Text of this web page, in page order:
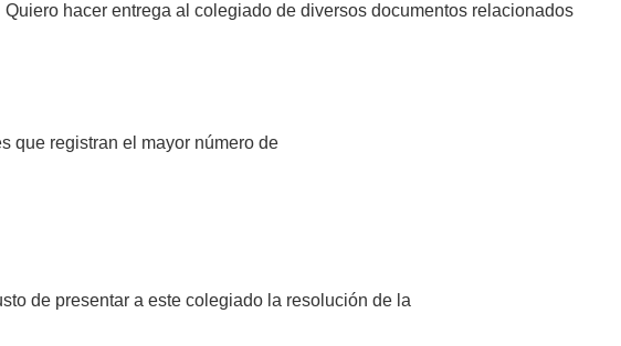
hacer entrega al colegiado de diversos documentos relacionados
que registran el mayor número de
de presentar a este colegiado la resolución de la